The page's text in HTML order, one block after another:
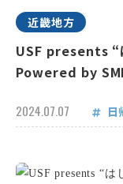
近畿地方
USF presents “
Powered by
2024.07.07 日